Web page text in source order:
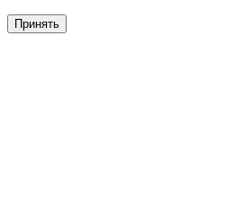
Принять